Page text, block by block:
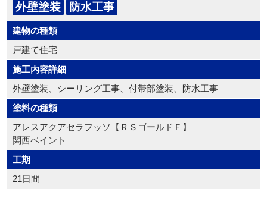
外壁塗装 防水工事
建物の種類
戸建て住宅
施工内容詳細
外壁塗装、シーリング工事、付帯部塗装、防水工事
塗料の種類
アレスアクアセラフッソ【ＲＳゴールドＦ】
関西ペイント
工期
21日間